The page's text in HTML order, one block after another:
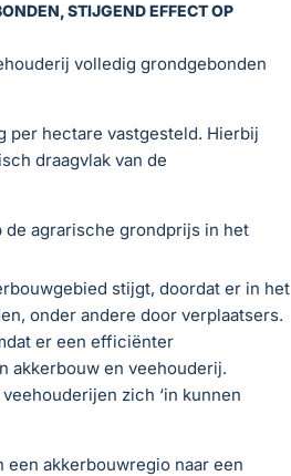
STIJGEND EFFECT OP
volledig grondgebonden
per hectare vastgesteld. Hierbij
draagvlak van de
agrarische grondprijs in het
stijgt, doordat er in het
onder andere door verplaatsers.
er een efficiënter
akkerbouw en veehouderij.
zich ‘in kunnen
akkerbouwregio naar een